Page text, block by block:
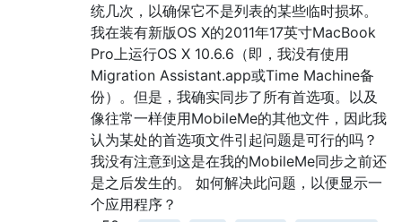
统几次，以确保它不是列表的某些临时损坏。
我在装有新版OS X的2011年17英寸MacBook
Pro上运行OS X 10.6.6（即，我没有使用
Migration Assistant.app或Time Machine备
份）。但是，我确实同步了所有首选项。以及
像往常一样使用MobileMe的其他文件，因此我
认为某处的首选项文件引起问题是可行的吗？
我没有注意到这是在我的MobileMe同步之前还
是之后发生的。 如何解决此问题，以便显示一
个应用程序？